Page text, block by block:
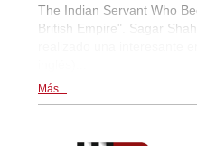
The Indian Servant Who
British Empire". Sagar
Más...